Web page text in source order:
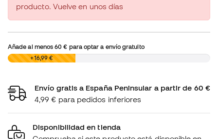
producto. Vuelve en unos días
Añade al menos60 € para optar a envío gratuito
0,00 € +16,99 €
Envío gratis a España Peninsular a partir de 60 €
4,99 € para pedidos inferiores
Disponibilidad en tienda